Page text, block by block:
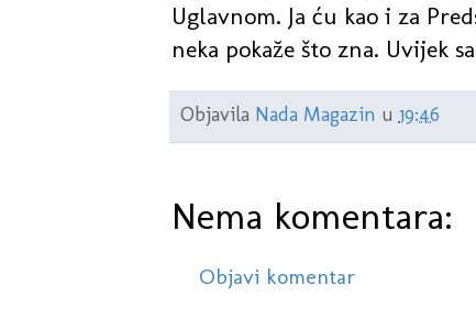
Uglavnom. Ja ću kao i za
neka pokaže što zna. Uvijek
Objavila Nada Magazin u 19:46
Nema komentara:
Objavi komentar